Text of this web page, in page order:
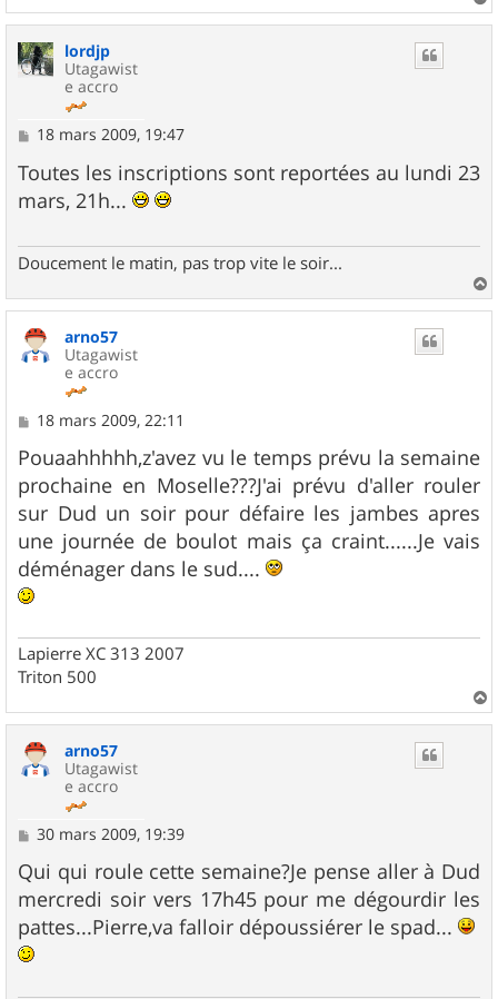
a
lordjp
Utagawist
e accro
M
s
s
a
18 mars 2009, 19:47
Toutes les inscriptions sont reportées au lundi 23
mars, 21h...
Doucement le matin, pas trop vite le soir...
a
u
arno57
Utagawist
e accro
M
s
s
a
g
e
18 mars 2009, 22:11
Pouaahhhhh,z'avez vu le temps prévu la semaine
prochaine en Moselle???J'ai prévu d'aller rouler
sur Dud un soir pour défaire les jambes apres
une journée de boulot mais ça craint......Je vais
déménager dans le sud....
Lapierre XC 313 2007
Triton 500
a
arno57
Utagawist
e accro
M
s
s
a
g
e
30 mars 2009, 19:39
Qui qui roule cette semaine?Je pense aller à Dud
mercredi soir vers 17h45 pour me dégourdir les
pattes...Pierre,va falloir dépoussiérer le spad...